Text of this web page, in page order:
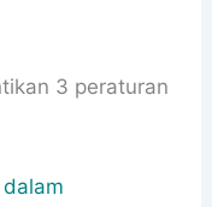
3 peraturan